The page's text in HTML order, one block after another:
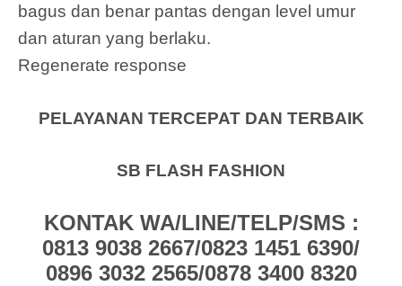
bagus dan benar pantas dengan level umur
dan aturan yang berlaku.
Regenerate response
PELAYANAN TERCEPAT DAN TERBAIK
SB FLASH FASHION
KONTAK WA/LINE/TELP/SMS :
0813 9038 2667/0823 1451 6390/
0896 3032 2565/0878 3400 8320